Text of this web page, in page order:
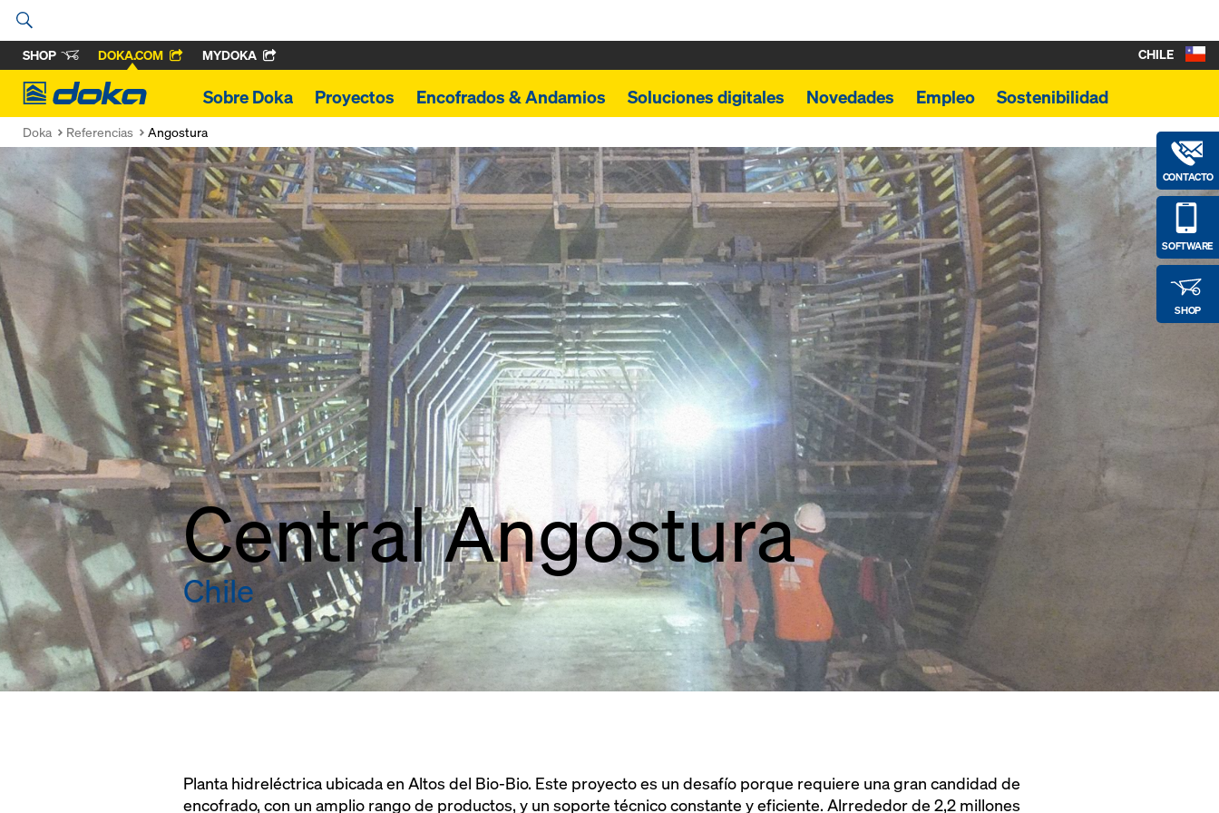
SHOP DOKA.COM MYDOKA
Doka
Sobre Doka Proyectos Encofrados & Andamios Soluciones digitales Novedades Empleo Sostenibilidad
CONTACTO
SOFTWARE
SHOP
CHILE
Doka Referencias Angostura
Central Angostura
Chile
Planta hidreléctrica ubicada en Altos del Bio-Bio. Este proyecto es un desafío porque requiere una gran candidad de
encofrado, con un amplio rango de productos, y un soporte técnico constante y eficiente. Alrrededor de 2,2 millones